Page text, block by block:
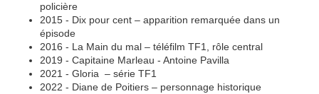
policière
2015 - Dix pour cent – apparition remarquée dans un
épisode
2016 - La Main du mal – téléfilm TF1, rôle central
2019 - Capitaine Marleau - Antoine Pavilla
2021 - Gloria – série TF1
2022 - Diane de Poitiers – personnage historique